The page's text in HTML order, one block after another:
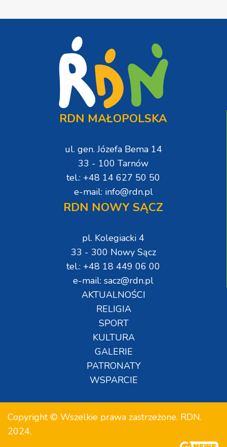
RDN MAŁOPOLSKA
ul. gen. Józefa Bema 14
33 - 100 Tarnów
tel.: +48 14 627 50 50
e-mail: info@rdn.pl
RDN NOWY SĄCZ
pl. Kolegiacki 4
33 - 300 Nowy Sącz
tel.: +48 18 449 06 00
e-mail: sacz@rdn.pl
AKTUALNOŚCI
RELIGIA
SPORT
KULTURA
GALERIE
PATRONATY
WSPARCIE
Copyright © Wszelkie prawa zastrzeżone. RDN.
2024.